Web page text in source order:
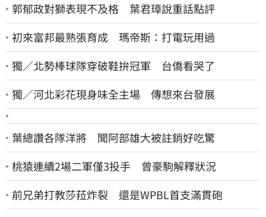
郭郁政對獅表現不及格 葉君璋說重話點評
初來富邦最熟張育成 瑪帝斯：打電玩用過
獨／北勢棒球隊穿破鞋拚冠軍 台僑看哭了
獨／河北彩花現身味全主場 傳想來台發展
葉總讚各隊洋將 聞阿部雄大被註銷好吃驚
桃猿連續2場二軍僅3投手 曾豪駒解釋狀況
前兄弟打教莎菈炸裂 還是WPBL首支滿貫砲